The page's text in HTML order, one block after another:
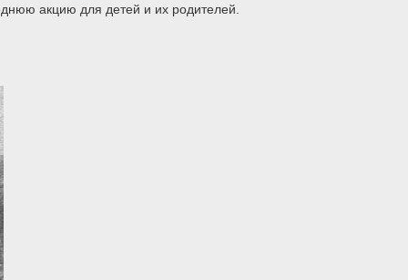
акцию для детей и их родителей.